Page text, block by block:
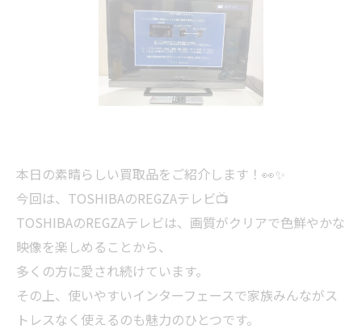
本日の素晴らしい買取品をご紹介します！👀✨
今回は、TOSHIBAのREGZAテレビ📺
TOSHIBAのREGZAテレビは、画質がクリアで色鮮やかな
映像を楽しめることから、
多くの方に愛され続けています。
その上、使いやすいインターフェースで家族みんながス
トレスなく使えるのも魅力のひとつです。